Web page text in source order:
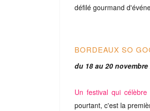
défilé gourmand
BORDEAUX SO
du 18 au 20 novembre
Un festival qui
pourtant, c'est la